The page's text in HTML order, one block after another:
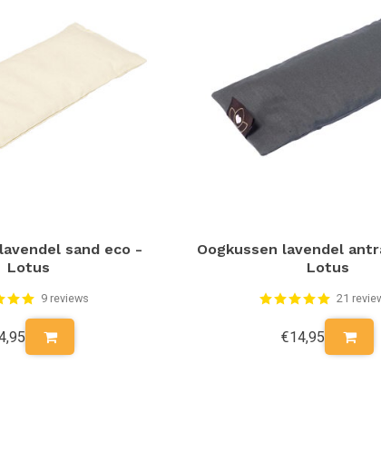
sand eco -
Lotus
9 reviews
Oogkussen lavendel
Lotus
21
€14,95